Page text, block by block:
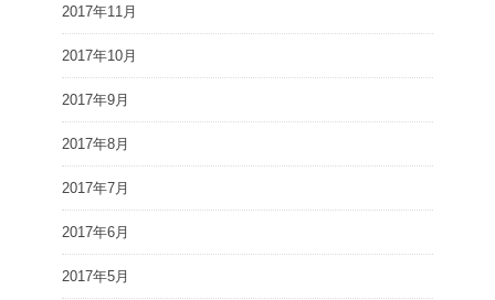
2017年11月
2017年10月
2017年9月
2017年8月
2017年7月
2017年6月
2017年5月